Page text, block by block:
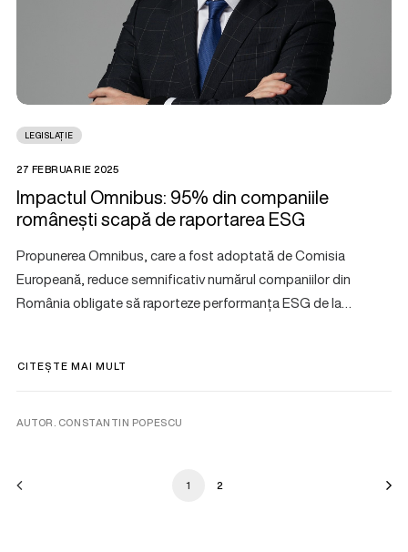
LEGISLAȚIE
27 FEBRUARIE 2025
Impactul Omnibus: 95% din companiile
românești scapă de raportarea ESG
Propunerea Omnibus, care a fost adoptată de Comisia
Europeană, reduce semnificativ numărul companiilor din
România obligate să raporteze performanța ESG de la…
CITEȘTE MAI MULT
AUTOR. CONSTANTIN POPESCU
1 2